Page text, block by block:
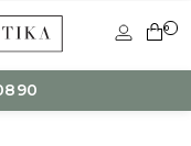
0